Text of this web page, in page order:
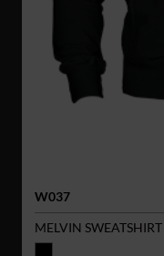
W037
MELVIN SWEATSHIRT